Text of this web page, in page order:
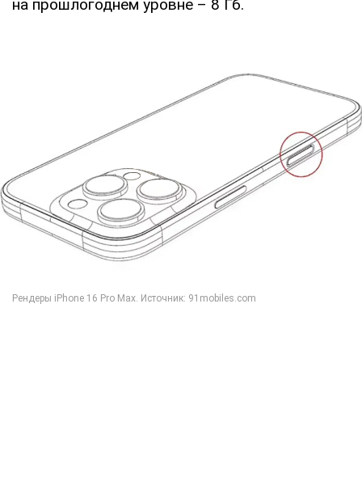
на прошлогоднем уровне – 8 Гб.